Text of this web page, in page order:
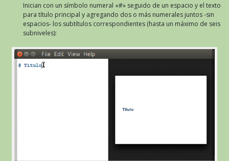
Inician con un símbolo numeral «#» seguido de un espacio y el texto
para título principal y agregando dos o más numerales juntos -sin
espacios- los subtítulos correspondientes (hasta un máximo de seis
subniveles):